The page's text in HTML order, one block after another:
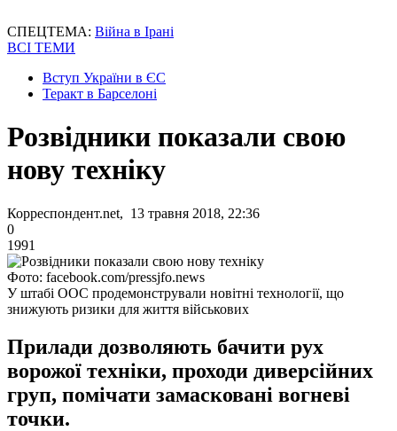
СПЕЦТЕМА: Війна в Ірані
ВСІ ТЕМИ
Вступ України в ЄС
Теракт в Барселоні
Розвідники показали свою
нову техніку
Корреспондент.net, 13 травня 2018, 22:36
0
1991
Фото: facebook.com/pressjfo.news
У штабі ООС продемонстрували новітні технології, що
знижують ризики для життя військових
Прилади дозволяють бачити рух
ворожої техніки, проходи диверсійних
груп, помічати замасковані вогневі
точки.